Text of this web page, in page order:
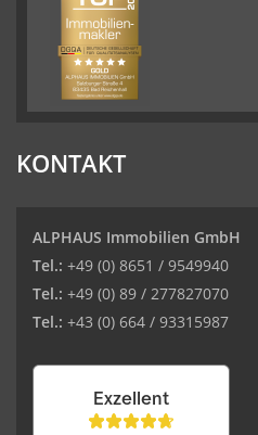
KONTAKT
ALPHAUS Immobilien GmbH
Tel.: +49 (0) 8651 / 9549940
Tel.: +49 (0) 89 / 277827070
Tel.: +43 (0) 664 / 93315987